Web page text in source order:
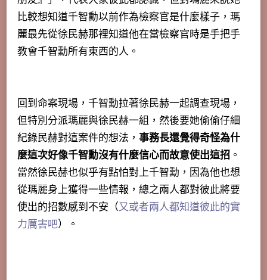
比較想知道千智勳以前作為檢察官是什麼樣子，瑪
麗最先從徐民赫那裡知道他在當檢察官時是手把手
教會千智勳所有東西的人。
回到命案現場，千智勳拉著徐民赫一起調查現場，
但特別分派瑪麗與徐民赫一組，然後要她偷偷仔細
紀錄民赫對這案件的想法， 事務長還覺得奇怪為什
麼這次好像千智勳沒有什麼信心而故意使出這招 。
當然徐民赫也似乎有點怕對上千智勳，因為他也想
從瑪麗身上獲得一些情報，總之兩人都對彼此將要
使出的招數感到不安（又或者兩人都知道彼此的實
力厲害吧）。